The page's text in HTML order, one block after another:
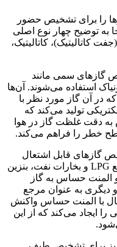
را برای تشخیص حضور
به توضیح چهار نوع اصلی
کاتالیتیک)، کاتالیتیک،
گازهای سمی مانند
استفاده می‌شوند. آن‌ها
در آن گاز مورد نظر با
تولید می‌کند که
دقت غلظت گاز در هوا
خطر را فراهم می‌کند.
گازهای قابل اشتعال
(متان، پروپان، بوتان، هیدروژن، گاز مایع LPG و بخارات نفت، بنزین
المنت حساس به گاز
دیگری به عنوان مرجع
با المنت حساس واکنش
را ایجاد می‌کند که از این